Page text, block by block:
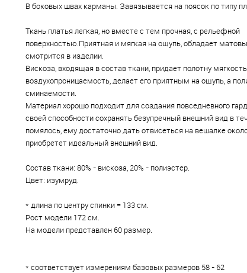
В боковых швах карманы. Завязывается на поясок по типу
Ткань платья легкая, но вместе с тем прочная, с рельефной
поверхностью.Приятная и мягкая на ощупь, обладает
смотрится в изделии.
Вискоза, входящая в состав ткани, придает полотну
воздухопроницаемость, делает его приятным на ощупь, а
сминаемости.
Материал хорошо подходит для создания повседневного
своей способности сохранять безупречный внешний вид в
помялось, ему достаточно дать отвисеться на вешалке
приобретет идеальный внешний вид.
Состав ткани: 80% - вискоза, 20% - полиэстер.
Цвет: изумруд.
* длина по центру спинки = 133 см.
Рост модели 172 см.
На модели представлен 60 размер.
* соответствует измерениям базовых размеров 58 - 62